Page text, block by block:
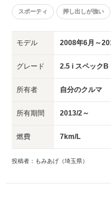
早速試乗しに行き、次の日に
うのははじめてだったので、
されたので良しとしてます。
スポーティ 押し出しが強い
モデル 2008年6月～
グレード 2.5 i スペックB
所有者 自分のクルマ
所有期間 2013/2～
燃費 7km/L
投稿者：もみあげ（埼玉県）